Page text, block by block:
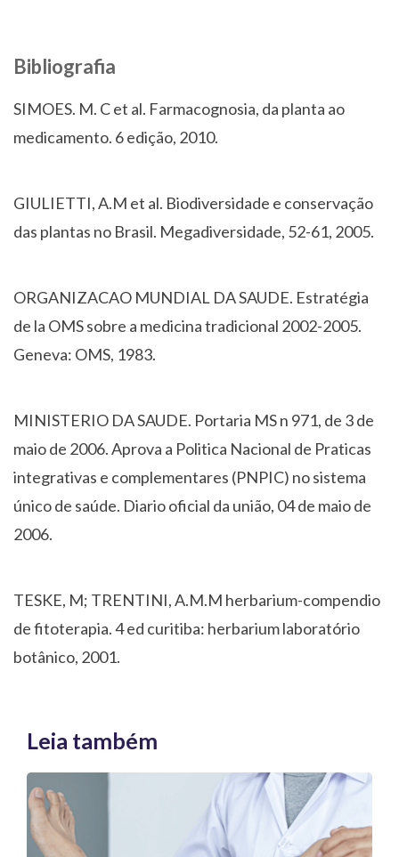
Bibliografia
SIMOES. M. C et al. Farmacognosia, da planta ao
medicamento. 6 edição, 2010.
GIULIETTI, A.M et al. Biodiversidade e conservação
das plantas no Brasil. Megadiversidade, 52-61, 2005.
ORGANIZACAO MUNDIAL DA SAUDE. Estratégia
de la OMS sobre a medicina tradicional 2002-2005.
Geneva: OMS, 1983.
MINISTERIO DA SAUDE. Portaria MS n 971, de 3 de
maio de 2006. Aprova a Politica Nacional de Praticas
integrativas e complementares (PNPIC) no sistema
único de saúde. Diario oficial da união, 04 de maio de
2006.
TESKE, M; TRENTINI, A.M.M herbarium-compendio
de fitoterapia. 4 ed curitiba: herbarium laboratório
botânico, 2001.
Leia também